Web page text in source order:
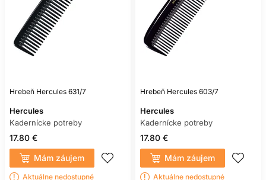
Hrebeň Hercules 631/7
Hercules
Kadernícke potreby
17.80 €
Mám záujem
Aktuálne nedostupné
Hrebeň Hercules 603/7
Hercules
Kadernícke potreby
17.80 €
Mám záujem
Aktuálne nedostupné